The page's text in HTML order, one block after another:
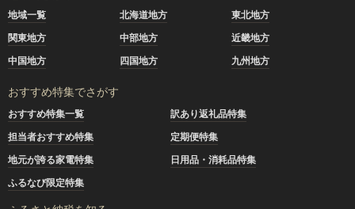
地域一覧 北海道地方
東北地方
関東地方
中部地方
近畿地方
中国地方
四国地方 九州地方
おすすめ特集でさがす
おすすめ特集一覧
訳あり返礼品特集
担当者おすすめ特集
定期便特集
地元が誇る家電特集
日用品・消耗品特集
ふるなび限定特集